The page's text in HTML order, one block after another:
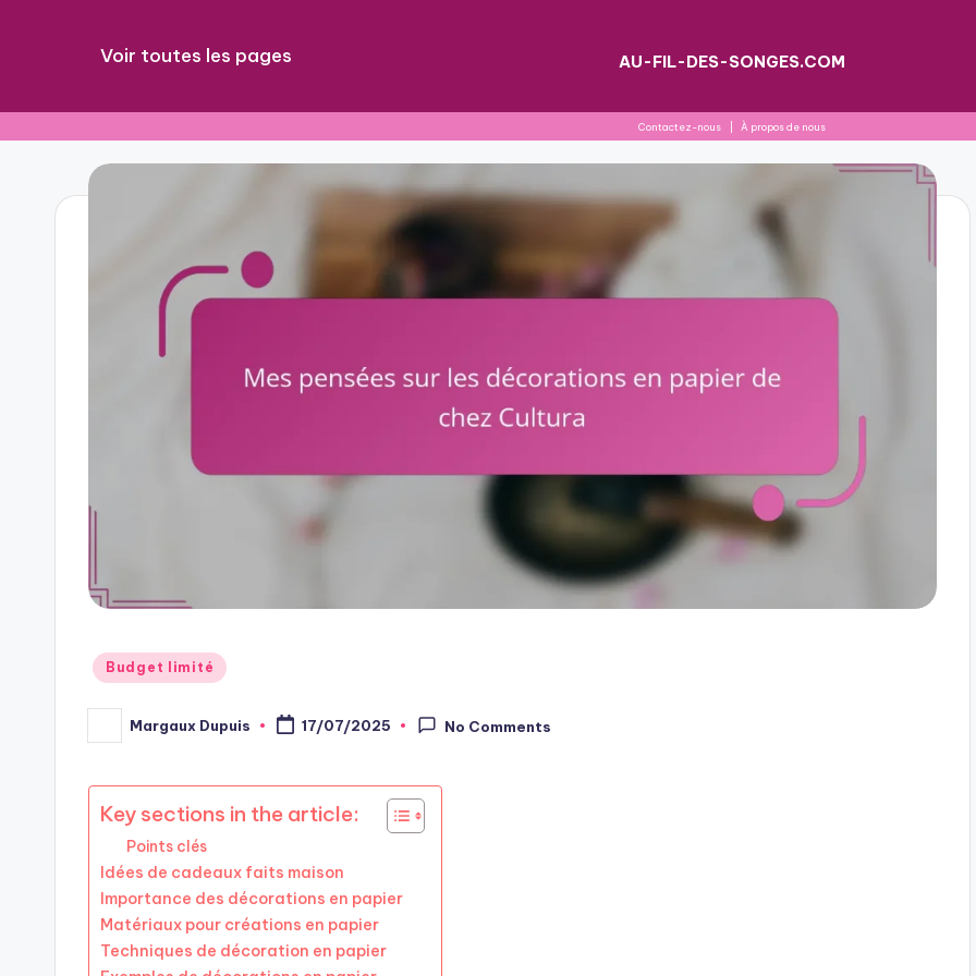
Voir toutes les pages AU-FIL-DES-SONGES.COM
Contactez-nous À propos de nous
Posted
Budget limité
Posted
by
Margaux Dupuis 17/07/2025 No Comments
Key sections in the article:
Points clés
Idées de cadeaux faits maison
Importance des décorations en papier
Matériaux pour créations en papier
Techniques de décoration en papier